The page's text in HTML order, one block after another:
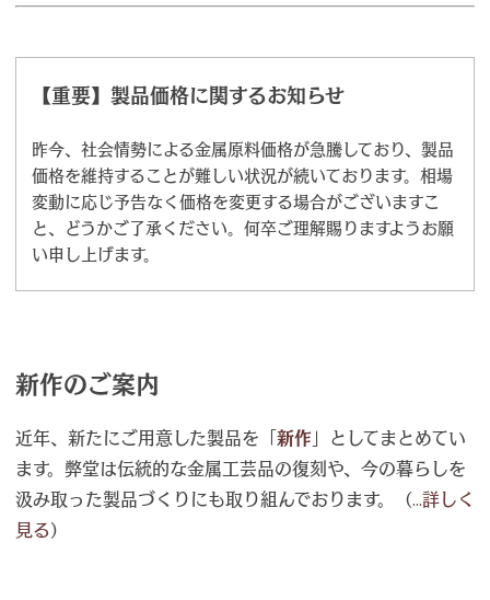
【重要】製品価格に関するお知らせ
昨今、社会情勢による金属原料価格が急騰しており、製品
価格を維持することが難しい状況が続いております。相場
変動に応じ予告なく価格を変更する場合がございますこ
と、どうかご了承ください。何卒ご理解賜りますようお願
い申し上げます。
新作のご案内
近年、新たにご用意した製品を「 新作 」としてまとめてい
ます。弊堂は伝統的な金属工芸品の復刻や、今の暮らしを
汲み取った製品づくりにも取り組んでおります。（...詳しく
見る）